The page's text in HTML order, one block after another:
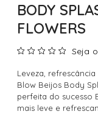
BODY
FLOWERS
Seja
Leveza,
Blow Beijos Body
perfeita do sucesso
mais leve e